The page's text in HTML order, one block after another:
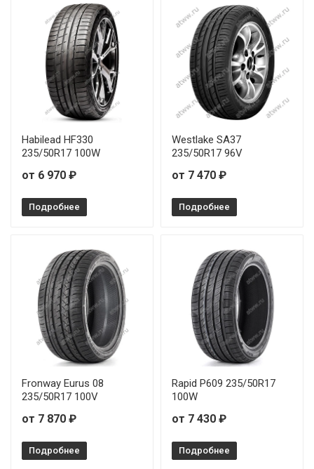
Habilead HF330
235/50R17 100W
от 6 970 ₽
Подробнее
Westlake SA37
235/50R17 96V
от 7 470 ₽
Подробнее
Fronway Eurus 08
235/50R17 100V
от 7 870 ₽
Подробнее
Rapid P609 235/50R17
100W
от 7 430 ₽
Подробнее